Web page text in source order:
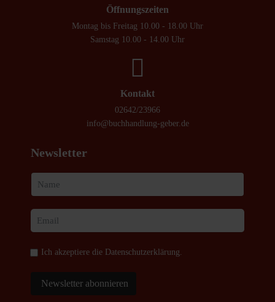
Öffnungszeiten
Montag bis Freitag 10.00 - 18.00 Uhr
Samstag 10.00 - 14.00 Uhr
Kontakt
02642/23966
info@buchhandlung-geber.de
Newsletter
Ich akzeptiere die Datenschutzerklärung.
Newsletter abonnieren